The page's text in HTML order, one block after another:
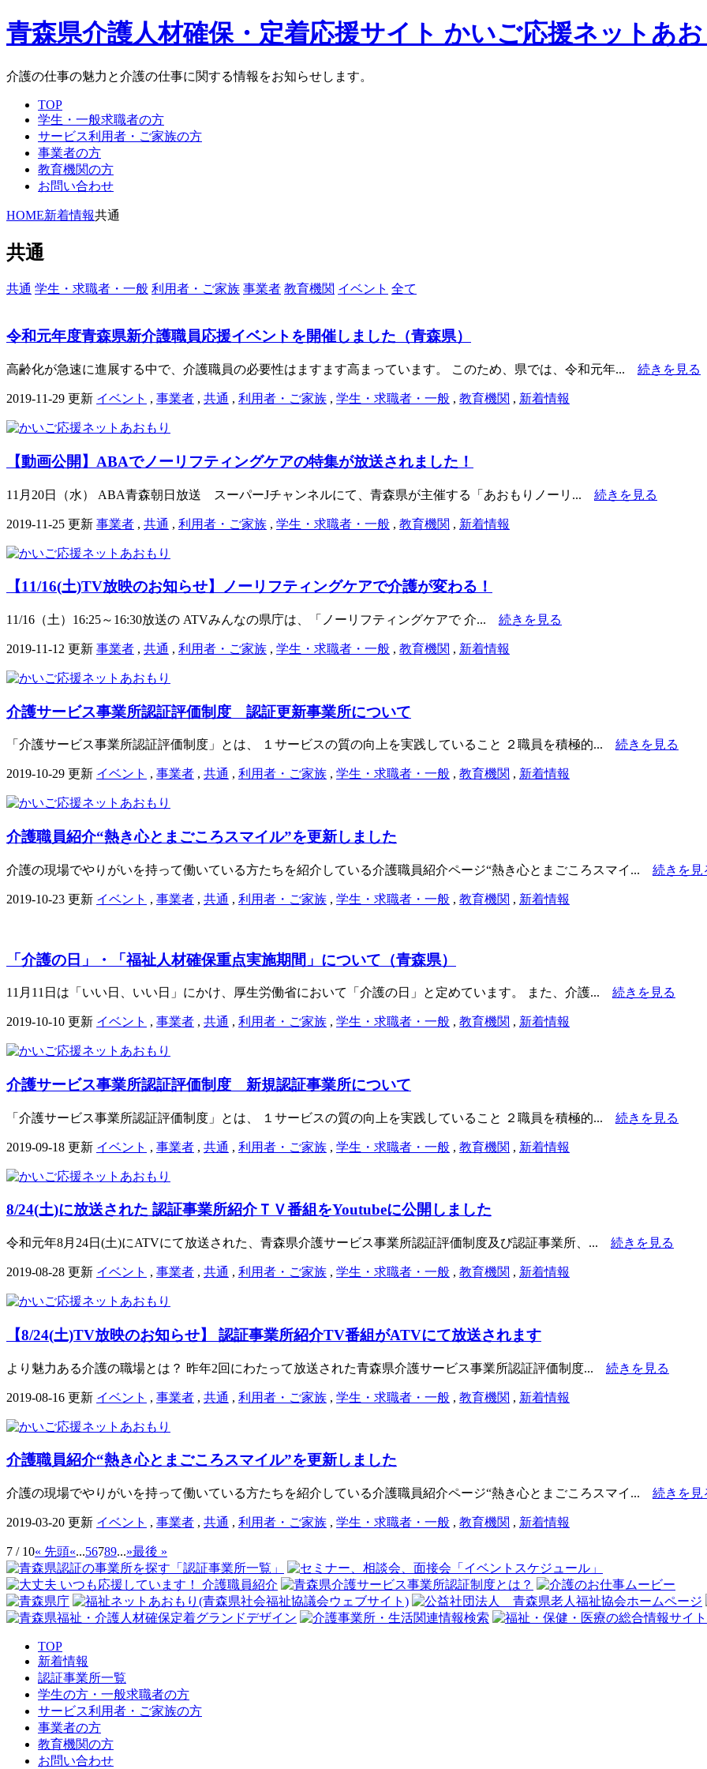
青森県介護人材確保・定着応援サイト かいご応援ネットあ
介護の仕事の魅力と介護の仕事に関する情報をお知らせします。
TOP
学生・一般求職者の方
サービス利用者・ご家族の方
事業者の方
教育機関の方
お問い合わせ
HOME新着情報共通
共通
共通 学生・求職者・一般 利用者・ご家族 事業者 教育機関 イベント 全て
令和元年度青森県新介護職員応援イベントを開催しました（青森県）
高齢化が急速に進展する中で、介護職員の必要性はますます高まっています。 このため、県では、令和元年... 続きを見る
2019-11-29 更新 イベント , 事業者 , 共通 , 利用者・ご家族 , 学生・求職者・一般 , 教育機関 , 新着情報
【動画公開】ABAでノーリフティングケアの特集が放送されました！
11月20日（水） ABA青森朝日放送 スーパーJチャンネルにて、青森県が主催する「あおもりノーリ... 続きを見る
2019-11-25 更新 事業者 , 共通 , 利用者・ご家族 , 学生・求職者・一般 , 教育機関 , 新着情報
【11/16(土)TV放映のお知らせ】ノーリフティングケアで介護が変わる！
11/16（土）16:25～16:30放送の ATVみんなの県庁は、「ノーリフティングケアで 介... 続きを見る
2019-11-12 更新 事業者 , 共通 , 利用者・ご家族 , 学生・求職者・一般 , 教育機関 , 新着情報
介護サービス事業所認証評価制度 認証更新事業所について
「介護サービス事業所認証評価制度」とは、 １サービスの質の向上を実践していること ２職員を積極的... 続きを見る
2019-10-29 更新 イベント , 事業者 , 共通 , 利用者・ご家族 , 学生・求職者・一般 , 教育機関 , 新着情報
介護職員紹介“熱き心とまごころスマイル”を更新しました
介護の現場でやりがいを持って働いている方たちを紹介している介護職員紹介ページ“熱き心とまごころスマイ... 続きを見
2019-10-23 更新 イベント , 事業者 , 共通 , 利用者・ご家族 , 学生・求職者・一般 , 教育機関 , 新着情報
「介護の日」・「福祉人材確保重点実施期間」について（青森県）
11月11日は「いい日、いい日」にかけ、厚生労働省において「介護の日」と定めています。 また、介護... 続きを見る
2019-10-10 更新 イベント , 事業者 , 共通 , 利用者・ご家族 , 学生・求職者・一般 , 教育機関 , 新着情報
介護サービス事業所認証評価制度 新規認証事業所について
「介護サービス事業所認証評価制度」とは、 １サービスの質の向上を実践していること ２職員を積極的... 続きを見る
2019-09-18 更新 イベント , 事業者 , 共通 , 利用者・ご家族 , 学生・求職者・一般 , 教育機関 , 新着情報
8/24(土)に放送された 認証事業所紹介ＴＶ番組をYoutubeに公開しました
令和元年8月24日(土)にATVにて放送された、青森県介護サービス事業所認証評価制度及び認証事業所、... 続きを見る
2019-08-28 更新 イベント , 事業者 , 共通 , 利用者・ご家族 , 学生・求職者・一般 , 教育機関 , 新着情報
【8/24(土)TV放映のお知らせ】 認証事業所紹介TV番組がATVにて放送されます
より魅力ある介護の職場とは？ 昨年2回にわたって放送された青森県介護サービス事業所認証評価制度... 続きを見る
2019-08-16 更新 イベント , 事業者 , 共通 , 利用者・ご家族 , 学生・求職者・一般 , 教育機関 , 新着情報
介護職員紹介“熱き心とまごころスマイル”を更新しました
介護の現場でやりがいを持って働いている方たちを紹介している介護職員紹介ページ“熱き心とまごころスマイ... 続きを見
2019-03-20 更新 イベント , 事業者 , 共通 , 利用者・ご家族 , 学生・求職者・一般 , 教育機関 , 新着情報
7 / 10« 先頭«...56789...»最後 »
TOP
新着情報
認証事業所一覧
学生の方・一般求職者の方
サービス利用者・ご家族の方
事業者の方
教育機関の方
お問い合わせ